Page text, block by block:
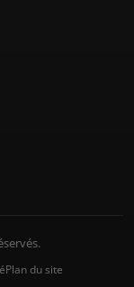
Plan du site